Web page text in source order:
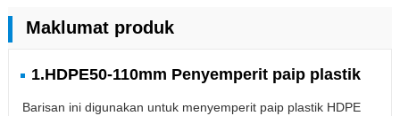
Maklumat produk
1.HDPE50-110mm Penyemperit paip plastik
Barisan ini digunakan untuk menyemperit paip plastik HDPE